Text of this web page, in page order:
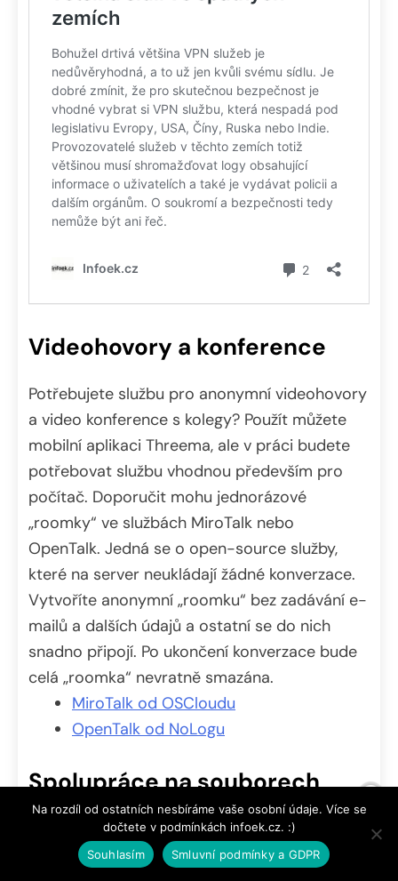
Videohovory a konference
Potřebujete službu pro anonymní videohovory
a video konference s kolegy? Použít můžete
mobilní aplikaci Threema, ale v práci budete
potřebovat službu vhodnou především pro
počítač. Doporučit mohu jednorázové
„roomky“ ve službách MiroTalk nebo
OpenTalk. Jedná se o open-source služby,
které na server neukládají žádné konverzace.
Vytvoříte anonymní „roomku“ bez zadávání e-
mailů a dalších údajů a ostatní se do nich
snadno připojí. Po ukončení konverzace bude
celá „roomka“ nevratně smazána.
MiroTalk od OSCloudu
OpenTalk od NoLogu
Spolupráce na souborech
CryptPad jsem již zmiňoval a stará se o práci
na různých dokumentech. Potřebujete ve více
Na rozdíl od ostatních nesbíráme vaše osobní údaje. Více se
dočtete v podmínkách infoek.cz. :)
Souhlasím
Smluvní podmínky a GDPR